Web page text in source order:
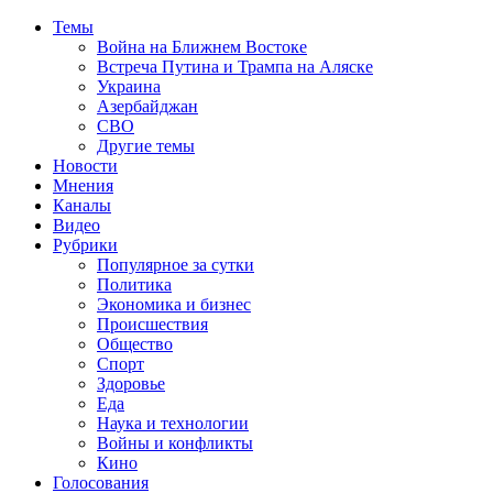
Темы
Война на Ближнем Востоке
Встреча Путина и Трампа на Аляске
Украина
Азербайджан
СВО
Другие темы
Новости
Мнения
Каналы
Видео
Рубрики
Популярное за сутки
Политика
Экономика и бизнес
Происшествия
Общество
Спорт
Здоровье
Еда
Наука и технологии
Войны и конфликты
Кино
Голосования